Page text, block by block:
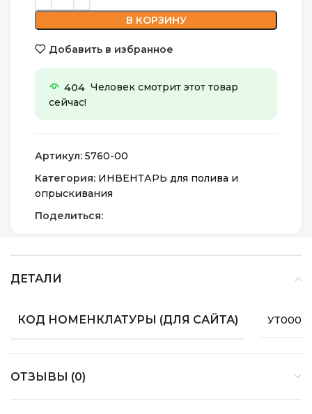
В КОРЗИНУ
Добавить в избранное
404 Человек смотрит этот товар
сейчас!
Артикул: 5760-00
Категория: ИНВЕНТАРЬ для полива и
опрыскивания
Поделиться:
ДЕТАЛИ
КОД НОМЕНКЛАТУРЫ (ДЛЯ САЙТА)
ОТЗЫВЫ (0)